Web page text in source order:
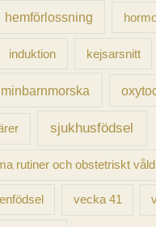
hemförlossning
induktion kejsarsnitt
minbarnmorska
sjukhusfödsel
rutiner och obstetriskt våld
vecka 41